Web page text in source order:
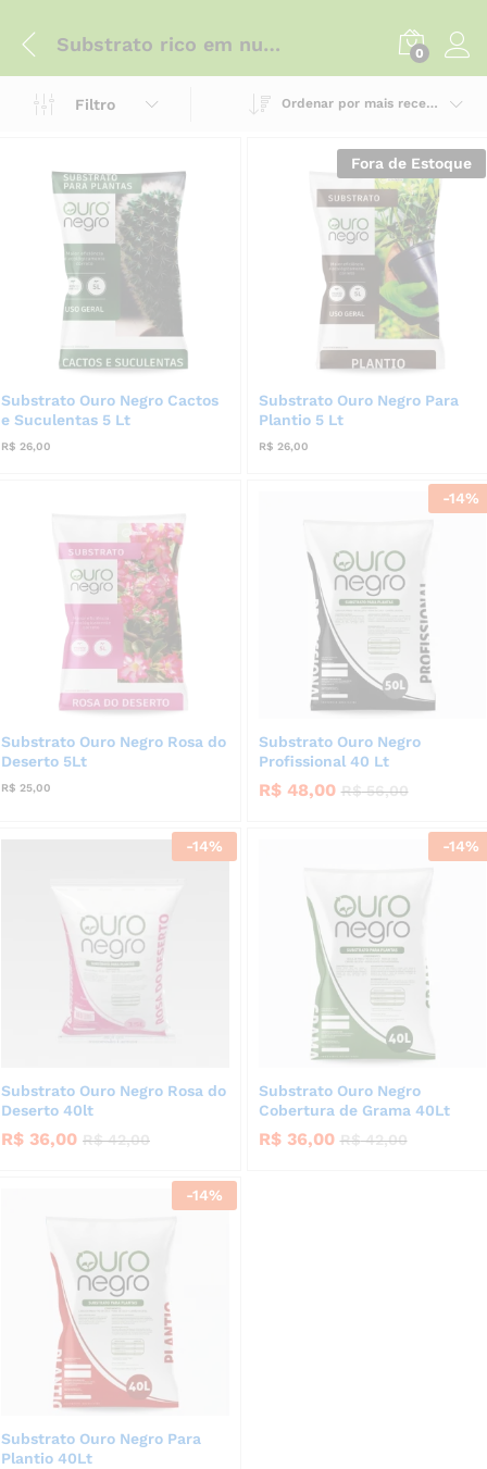
Substrato rico em nutrientes 0
Filtro Ordenar por mais recente
Substrato Ouro Negro Cactos
e Suculentas 5 Lt
R$ 26,00
Fora de Estoque
Substrato Ouro Negro Para
Plantio 5 Lt
R$ 26,00
Substrato Ouro Negro Rosa do
Deserto 5Lt
R$ 25,00
-14%
Substrato Ouro Negro
Profissional 40 Lt
R$48,00 R$56,00
-14%
Substrato Ouro Negro Rosa do
Deserto 40lt
R$ 36,00 R$42,00
-14%
Substrato Ouro Negro
Cobertura de Grama 40Lt
R$36,00 R$42,00
-14%
Substrato Ouro Negro Para
Plantio 40Lt